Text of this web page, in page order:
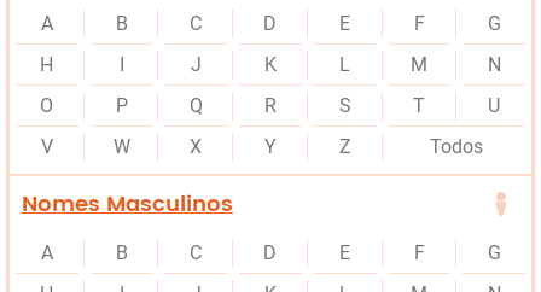
A B C D E F
G
H
J K L M
N
O
P Q R S T
U
V
W X Y Z Todos
Nomes Masculinos
A B C D E F
G